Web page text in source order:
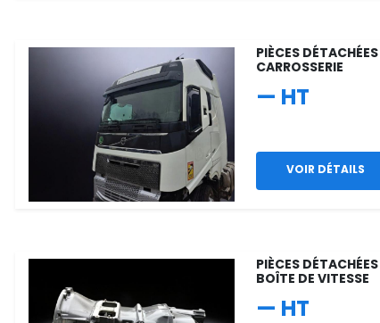
PIÈCES
CARROSSERIE
— HT
VOIR DÉTAILS
PIÈCES
BOÎTE DE VITESSE
— HT